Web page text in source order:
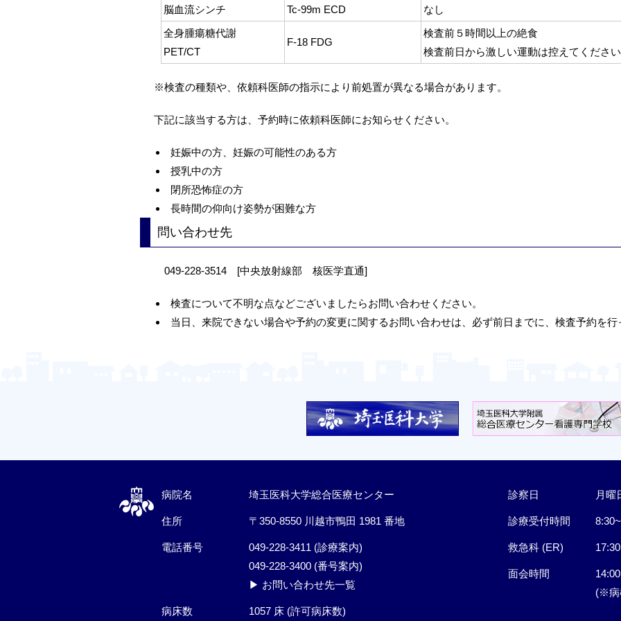
脳血流シンチ Tc-99m ECD
なし
全身腫瘍糖代謝
PET/CT
F-18 FDG
検査前５時間以上の絶食
検査前日から激しい運動は控えてくださ
※検査の種類や、依頼科医師の指示により前処置が異なる場合があります。
下記に該当する方は、予約時に依頼科医師にお知らせください。
妊娠中の方、妊娠の可能性のある方
授乳中の方
閉所恐怖症の方
長時間の仰向け姿勢が困難な方
問い合わせ先
049-228-3514 [中央放射線部 核医学直通]
検査について不明な点などございましたらお問い合わせください。
当日、来院できない場合や予約の変更に関するお問い合わせは、必ず前日までに、検査予約を
病院名 埼玉医科大学総合医療センター
住所 〒350-8550 川越市鴨田 1981 番地
電話番号 049-228-3411 (診療案内)
049-228-3400(番号案内)
▶ お問い合わせ先一覧
病床数 1057 床 (許可病床数)
診察日 月曜
診療受付時間
救急科 (ER)
面会時間
(※病